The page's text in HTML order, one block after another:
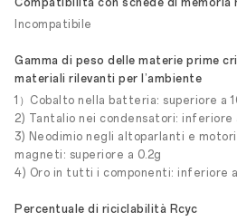
Compatibilità con schede di memoria
Incompatibile
Gamma di peso delle materie prime
materiali rilevanti per l’ambiente
1）Cobalto nella batteria: superiore a
2) Tantalio nei condensatori: inferiore
3) Neodimio negli altoparlanti e
magneti: superiore a 0.2g
4) Oro in tutti i componenti: inferiore
Percentuale di riciclabilità Rcyc